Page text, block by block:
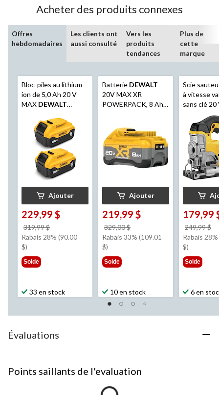
Acheter des produits connexes
Offres
hebdomadaires
Les clients ont
aussi consulté
Vers les
produits
tendances
Plus de
cette
marque
Bloc-piles au lithium-
ion de 5,0 Ah 20 V
MAX DEWALT
indicateur de
carburant à DEL, paq.
Ajouter
229,99 $
319,99 $
était
Rabais 28% (90.00
$)
Solde
33 en stock
Batterie DEWALT
20V MAX XR
POWERPACK, 8 Ah,
Ajouter
219,99 $
329,00 $
était
Rabais 33% (109.01
$)
Solde
10 en stock
Scie
à vitesse
sans clé 20
DEWALT
avec
poussière,
seulement
179,99
249,99 $
Rabais
$)
Solde
6 en
Évaluations
Points saillants de l'evaluation